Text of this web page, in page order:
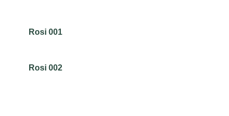
Rosi 001
Rosi 002